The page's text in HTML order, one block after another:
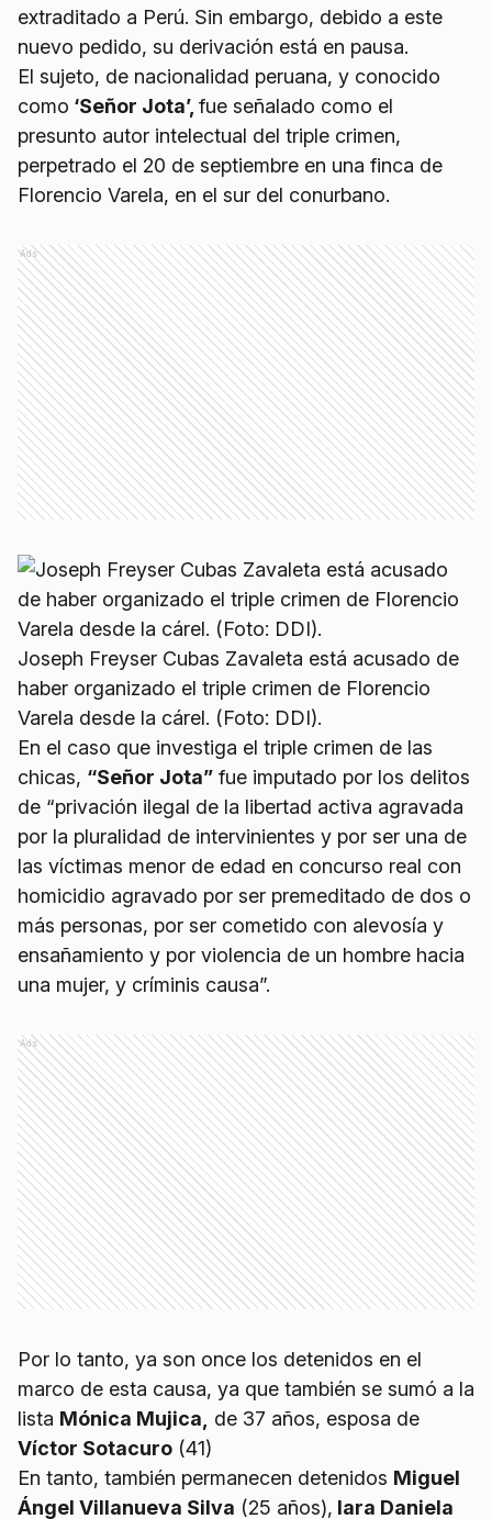
extraditado a Perú. Sin embargo, debido a este
nuevo pedido, su derivación está en pausa.
El sujeto, de nacionalidad peruana, y conocido
como ‘Señor Jota’, fue señalado como el
presunto autor intelectual del triple crimen,
perpetrado el 20 de septiembre en una finca de
Florencio Varela, en el sur del conurbano.
Ads
Joseph Freyser Cubas Zavaleta está acusado de
haber organizado el triple crimen de Florencio
Varela desde la cárel. (Foto: DDI).
En el caso que investiga el triple crimen de las
chicas, “Señor Jota” fue imputado por los delitos
de “privación ilegal de la libertad activa agravada
por la pluralidad de intervinientes y por ser una de
las víctimas menor de edad en concurso real con
homicidio agravado por ser premeditado de dos o
más personas, por ser cometido con alevosía y
ensañamiento y por violencia de un hombre hacia
una mujer, y críminis causa”.
Ads
Por lo tanto, ya son once los detenidos en el
marco de esta causa, ya que también se sumó a la
lista Mónica Mujica,
de 37 años, esposa de
Víctor Sotacuro (41)
En tanto, también permanecen detenidos Miguel
Ángel Villanueva Silva (25 años), Iara Daniela